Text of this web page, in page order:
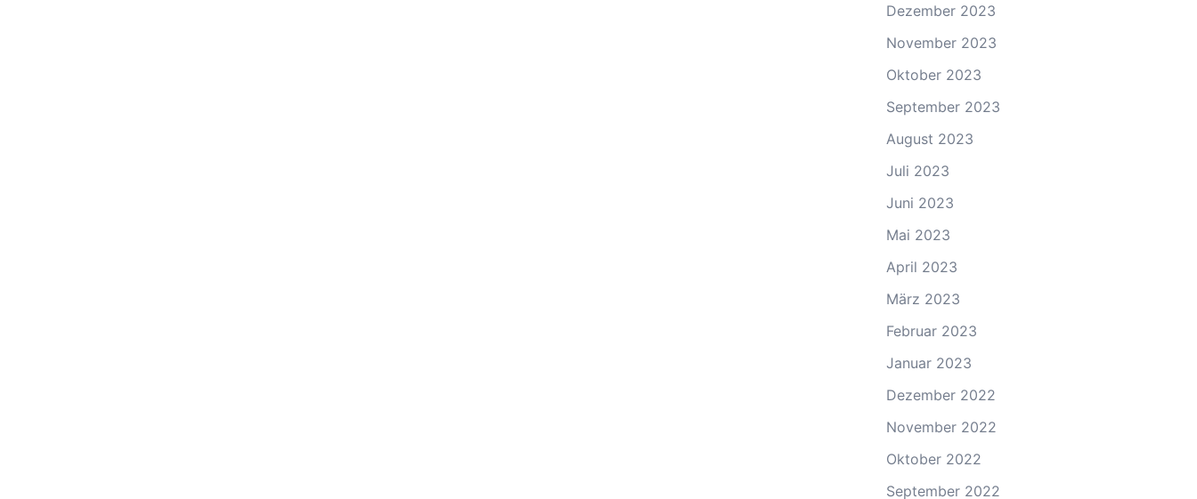
Dezember 2023
November 2023
Oktober 2023
September 2023
August 2023
Juli 2023
Juni 2023
Mai 2023
April 2023
März 2023
Februar 2023
Januar 2023
Dezember 2022
November 2022
Oktober 2022
September 2022